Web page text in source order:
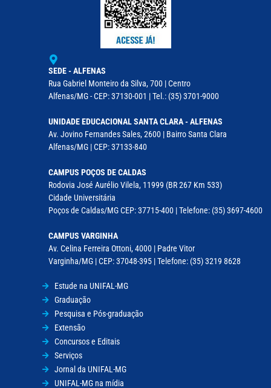
SEDE - ALFENAS
Rua Gabriel Monteiro da Silva, 700 | Centro
Alfenas/MG - CEP: 37130-001 | Tel.: (35) 3701-9000
UNIDADE EDUCACIONAL SANTA CLARA - ALFENAS
Av. Jovino Fernandes Sales, 2600 | Bairro Santa Clara
Alfenas/MG | CEP: 37133-840
CAMPUS POÇOS DE CALDAS
Rodovia José Aurélio Vilela, 11999 (BR 267 Km 533)
Cidade Universitária
Poços de Caldas/MG CEP: 37715-400 | Telefone: (35) 3697-4600
CAMPUS VARGINHA
Av. Celina Ferreira Ottoni, 4000 | Padre Vitor
Varginha/MG | CEP: 37048-395 | Telefone: (35) 3219 8628
Estude na UNIFAL-MG
Graduação
Pesquisa e Pós-graduação
Extensão
Concursos e Editais
Serviços
Jornal da UNIFAL-MG
UNIFAL-MG na mídia